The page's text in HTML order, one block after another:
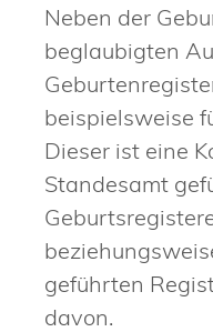
Neben der
beglaubigten
beispielsweise
Dieser ist eine
Standesamt
geführten
davon.